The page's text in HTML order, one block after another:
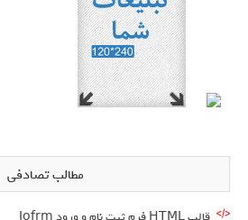
مطالب تصادفی